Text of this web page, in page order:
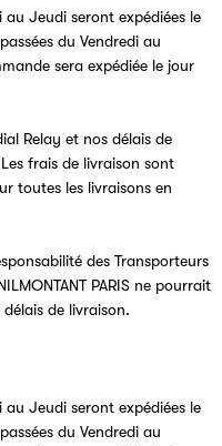
au Jeudi seront expédiées le
du Vendredi au
sera expédiée le jour
Relay et nos délais de
frais de livraison sont
toutes les livraisons en
des Transporteurs
PARIS ne pourrait
de livraison.
au Jeudi seront expédiées le
du Vendredi au